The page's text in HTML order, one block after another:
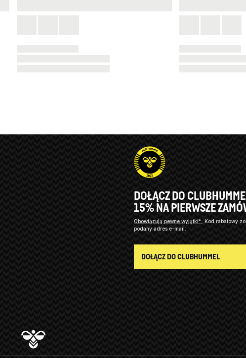
DOŁĄCZ DO
15% NA PIERWSZE
Obowiązują pewne wyjątki*
Kod rabatowy
podany adres e-mail.
DOŁĄCZ DO CLUBHUMMEL